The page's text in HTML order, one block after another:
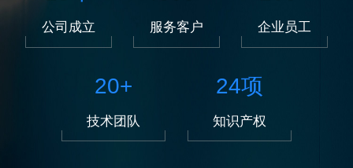
公司成立 服务客户 企业员工
20+
技术团队
24项
知识产权